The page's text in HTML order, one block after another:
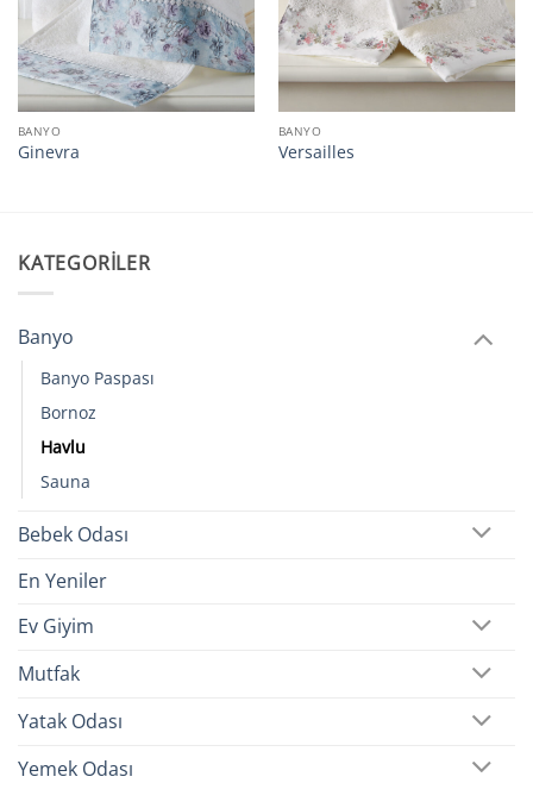
BANYO
Ginevra
BANYO
Versailles
KATEGORILER
Banyo
Banyo Paspası
Bornoz
Havlu
Sauna
Bebek Odası
En Yeniler
Ev Giyim
Mutfak
Yatak Odası
Yemek Odası